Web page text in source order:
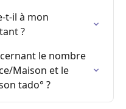
t-il à mon
?
le nombre
Maison et le
tado° ?